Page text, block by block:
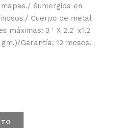
Sumergida en
Cuerpo de metal
máximas: 3 ' X 2.2' x1.2
Garantía: 12 meses.